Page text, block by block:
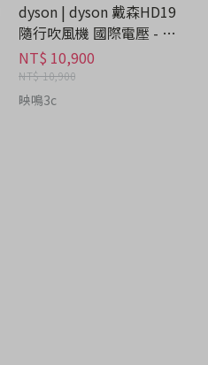
dyson | dyson 戴森HD19
隨行吹風機 國際電壓 - 家
電分期
NT$ 10,900
NT$ 10,900
映鳴3c